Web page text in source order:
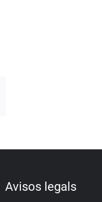
Avisos legals